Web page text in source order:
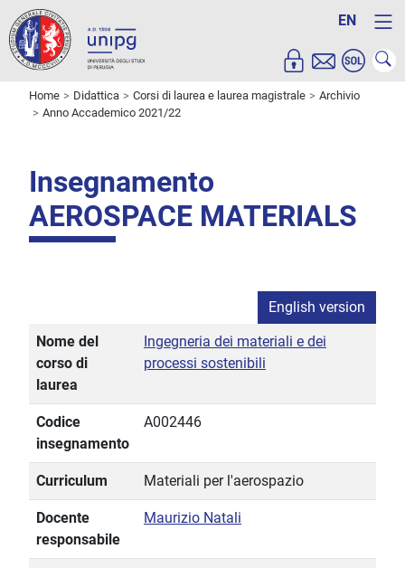
EN
Home Didattica Corsi di laurea e laurea magistrale
Archivio
Anno Accademico 2021/22
Insegnamento
AEROSPACE MATERIALS
English version
Nome del
corso di
laurea
Ingegneria dei materiali e dei
processi sostenibili
Codice
insegnamento
A002446
Curriculum Materiali per l'aerospazio
Docente
responsabile
Maurizio Natali